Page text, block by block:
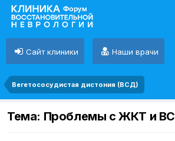
Сайт клиники Наши врачи
Вегетососудистая дистония (ВСД)
Тема: Проблемы с ЖКТ и